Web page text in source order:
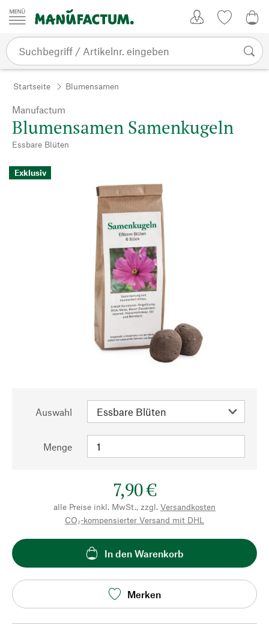
Zum Inhalt springen
Startseite Blumensamen
Manufactum
Blumensamen Samenkugeln
Essbare Blüten
Exklusiv
Auswahl
Menge
7,90 €
alle Preise inkl. MwSt., zzgl. Versandkosten
CO₂-kompensierter Versand mit DHL
In den Warenkorb
Merken